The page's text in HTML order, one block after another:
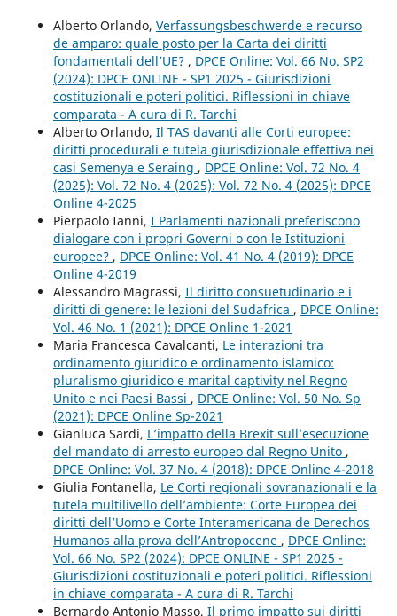
Alberto Orlando, Verfassungsbeschwerde e recurso
de amparo: quale posto per la Carta dei diritti
fondamentali dell’UE? , DPCE Online: Vol. 66 No. SP2
(2024): DPCE ONLINE - SP1 2025 - Giurisdizioni
costituzionali e poteri politici. Riflessioni in chiave
comparata - A cura di R. Tarchi
Alberto Orlando, Il TAS davanti alle Corti europee:
diritti procedurali e tutela giurisdizionale effettiva nei
casi Semenya e Seraing , DPCE Online: Vol. 72 No. 4
(2025): Vol. 72 No. 4 (2025): Vol. 72 No. 4 (2025): DPCE
Online 4-2025
Pierpaolo Ianni, I Parlamenti nazionali preferiscono
dialogare con i propri Governi o con le Istituzioni
europee? , DPCE Online: Vol. 41 No. 4 (2019): DPCE
Online 4-2019
Alessandro Magrassi, Il diritto consuetudinario e i
diritti di genere: le lezioni del Sudafrica , DPCE Online:
Vol. 46 No. 1 (2021): DPCE Online 1-2021
Maria Francesca Cavalcanti, Le interazioni tra
ordinamento giuridico e ordinamento islamico:
pluralismo giuridico e marital captivity nel Regno
Unito e nei Paesi Bassi , DPCE Online: Vol. 50 No. Sp
(2021): DPCE Online Sp-2021
Gianluca Sardi, L’impatto della Brexit sull’esecuzione
del mandato di arresto europeo dal Regno Unito ,
DPCE Online: Vol. 37 No. 4 (2018): DPCE Online 4-2018
Giulia Fontanella, Le Corti regionali sovranazionali e la
tutela multilivello dell’ambiente: Corte Europea dei
diritti dell’Uomo e Corte Interamericana de Derechos
Humanos alla prova dell’Antropocene , DPCE Online:
Vol. 66 No. SP2 (2024): DPCE ONLINE - SP1 2025 -
Giurisdizioni costituzionali e poteri politici. Riflessioni
in chiave comparata - A cura di R. Tarchi
Bernardo Antonio Masso, Il primo impatto sui diritti